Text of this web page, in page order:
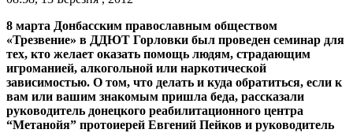
8 марта Донбасским православным обществом
«Трезвение» в ДДЮТ Горловки был проведен семинар для
тех, кто желает оказать помощь людям, страдающим
игроманией, алкогольной или наркотической
зависимостью. О том, что делать и куда обратиться, если к
вам или вашим знакомым пришла беда, рассказали
руководитель донецкого реабилитационного центра
“Метанойя” протоиерей Евгений Пейков и руководитель